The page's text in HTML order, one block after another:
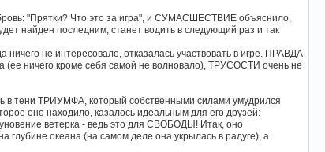
"Прятки? Что это за игра", и CУМАСШЕСТВИЕ объяснило,
найден последним, станет водить в следующий раз и так
не интересовало, отказалась участвовать в игре. ПРАВДА
(ее ничего кроме себя самой не волновало), ТРУСОСТИ очень не
в тени ТРИУМФА, который собственными силами умудрился
оно находило, казалось идеальным для его друзей:
ветерка - ведь это для СВОБОДЫ! Итак, оно
океана (на самом деле она укрылась в радуге), а